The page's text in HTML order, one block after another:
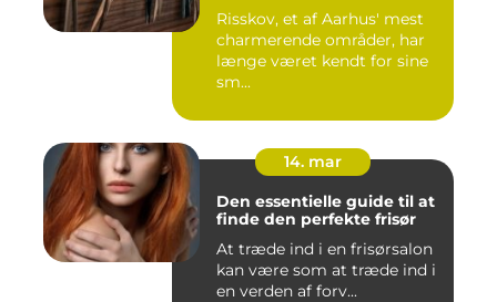
Risskov, et af Aarhus' mest
charmerende områder, har
længe været kendt for sine
sm...
14. mar
Den essentielle guide til at
finde den perfekte frisør
At træde ind i en frisørsalon
kan være som at træde ind i
en verden af forv...